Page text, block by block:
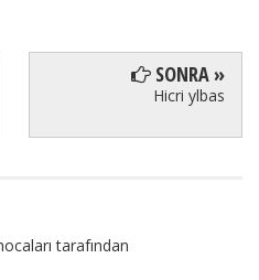
SONRA »
Hicri ylbas
tarafından